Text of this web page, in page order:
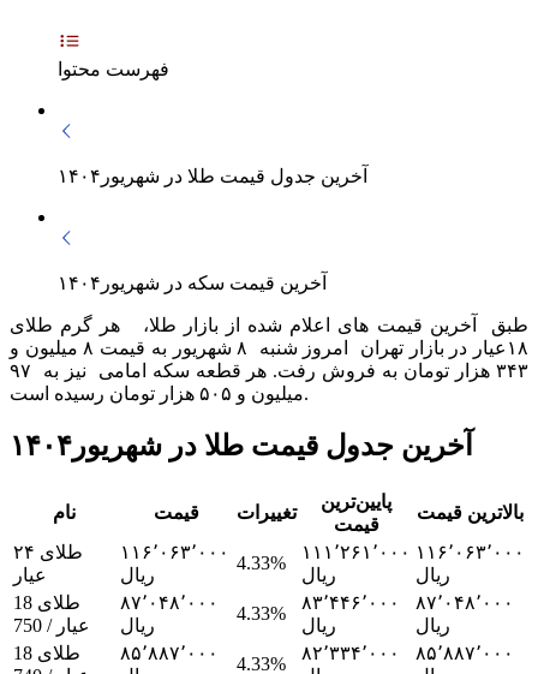
فهرست محتوا
آخرین جدول قیمت طلا در شهریور۱۴۰۴
آخرین قیمت سکه در شهریور۱۴۰۴
طبق آخرین قیمت های اعلام شده از بازار طلا، هر گرم طلای
۱۸عیار در بازار تهران امروز شنبه ۸ شهریور به قیمت ۸ میلیون و
۳۴۳ هزار تومان به فروش رفت. هر قطعه سکه امامی نیز به ۹۷
میلیون و ۵۰۵ هزار تومان رسیده است.
آخرین جدول قیمت طلا در شهریور۱۴۰۴
نام قیمت تغییرات
پایین‌ترین
قیمت
بالاترین قیمت
طلای ۲۴
عیار
۱۱۶٬۰۶۳٬۰۰۰
ریال
4.33%
۱۱۱٬۲۶۱٬۰۰۰
ریال
۱۱۶٬۰۶۳٬۰۰۰
ریال
طلای 18
عیار / 750
۸۷٬۰۴۸٬۰۰۰
ریال
4.33%
۸۳٬۴۴۶٬۰۰۰
ریال
۸۷٬۰۴۸٬۰۰۰
ریال
طلای 18
۸۵٬۸۸۷٬۰۰۰
4.33%
۸۲٬۳۳۴٬۰۰۰
۸۵٬۸۸۷٬۰۰۰